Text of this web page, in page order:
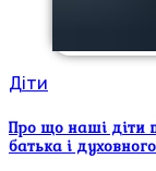
Діти
Про що наші діти
батька і